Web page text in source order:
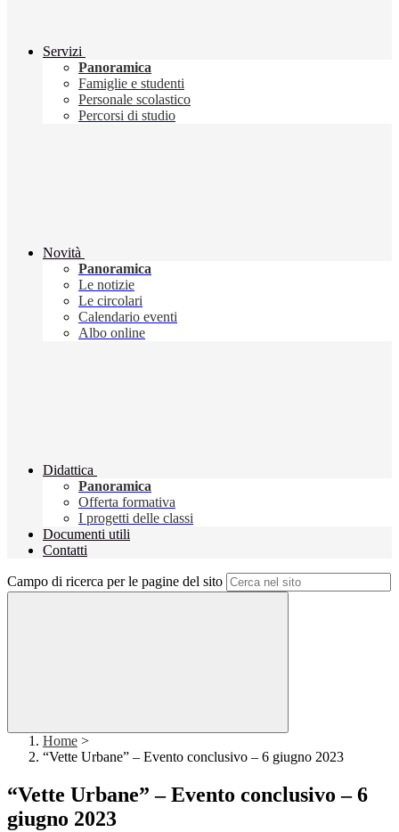
Servizi
Panoramica
Famiglie e studenti
Personale scolastico
Percorsi di studio
Novità
Panoramica
Le notizie
Le circolari
Calendario eventi
Albo online
Didattica
Panoramica
Offerta formativa
I progetti delle classi
Documenti utili
Contatti
Campo di ricerca per le pagine del sito
Home >
“Vette Urbane” – Evento conclusivo – 6 giugno 2023
“Vette Urbane” – Evento conclusivo – 6
giugno 2023